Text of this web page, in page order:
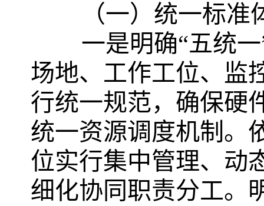
（一）统一标
一是明确“五统
场地、工作工位、监
行统一规范，确保硬
统一资源调度机制。
位实行集中管理、动
细化协同职责分工。